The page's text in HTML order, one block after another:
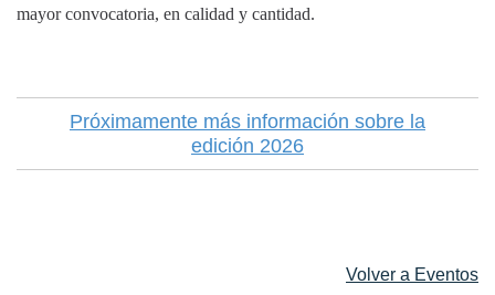
mayor convocatoria, en calidad y cantidad.
Próximamente más información sobre la
edición 2026
Volver a Eventos